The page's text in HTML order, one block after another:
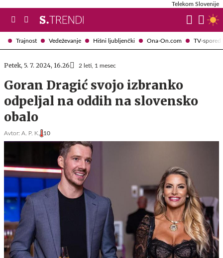
Trajnost Vedeževanje Hišni ljubljenčki Ona-On.com TV-spored
Telekom Slovenije
Petek, 5. 7. 2024, 16.26 2 leti, 1 mesec
Goran Dragić svojo izbranko
odpeljal na oddih na slovensko
obalo
Avtor: A. P. K. 10